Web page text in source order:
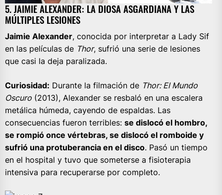
5. JAIMIE ALEXANDER: LA DIOSA ASGARDIANA Y LAS
MÚLTIPLES LESIONES
Jaimie Alexander, conocida por interpretar a Lady Sif
en las películas de Thor, sufrió una serie de lesiones
que casi la deja paralizada.
Curiosidad: Durante la filmación de Thor: El Mundo
Oscuro (2013), Alexander se resbaló en una escalera
metálica húmeda, cayendo de espaldas. Las
consecuencias fueron terribles: se dislocó el hombro,
se rompió once vértebras, se dislocó el romboide y
sufrió una protuberancia en el disco. Pasó un tiempo
en el hospital y tuvo que someterse a fisioterapia
intensiva para recuperarse por completo.